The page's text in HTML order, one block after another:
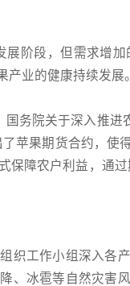
阶段，但需求增
业的健康持续发展。
务院关于深入推
苹果期货合约，使
保障农户利益，通
织工作小组深入各
、冰雹等自然灾害